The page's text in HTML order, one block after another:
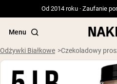
Od 2014 roku · Zaufanie
Menu
Odżywki Białkowe Czekoladowy